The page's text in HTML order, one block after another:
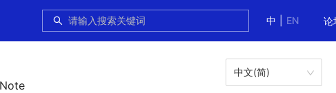
中
EN 论
中文(简)